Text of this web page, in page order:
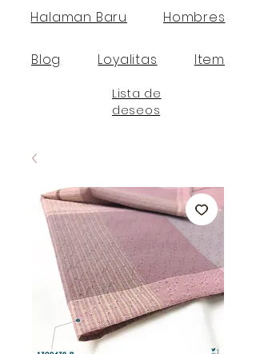
Halaman Baru Hombres
Blog Loyalitas Item
Lista de
deseos